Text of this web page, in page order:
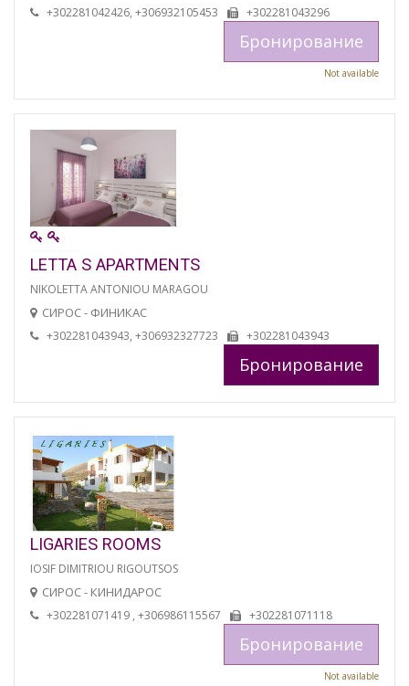
+302281042426, +306932105453 +302281043296
Бронирование
Not available
LETTA S APARTMENTS
NIKOLETTA ANTONIOU MARAGOU
СИРОС - ФИНИКАС
+302281043943, +306932327723 +302281043943
Бронирование
LIGARIES ROOMS
IOSIF DIMITRIOU RIGOUTSOS
СИРОС - КИНИДАРОС
+302281071419 , +306986115567 +302281071118
Бронирование
Not available